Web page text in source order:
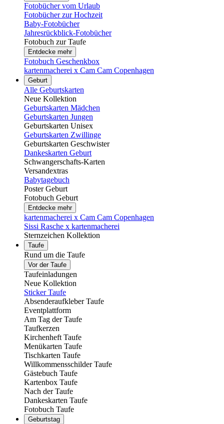
Fotobücher vom Urlaub
Fotobücher zur Hochzeit
Baby-Fotobücher
Jahresrückblick-Fotobücher
Fotobuch zur Taufe
Entdecke mehr
Fotobuch Geschenkbox
kartenmacherei x Cam Cam Copenhagen
Geburt
Alle Geburtskarten
Neue Kollektion
Geburtskarten Mädchen
Geburtskarten Jungen
Geburtskarten Unisex
Geburtskarten Zwillinge
Geburtskarten Geschwister
Dankeskarten Geburt
Schwangerschafts-Karten
Versandextras
Babytagebuch
Poster Geburt
Fotobuch Geburt
Entdecke mehr
kartenmacherei x Cam Cam Copenhagen
Sissi Rasche x kartenmacherei
Sternzeichen Kollektion
Taufe
Rund um die Taufe
Vor der Taufe
Taufeinladungen
Neue Kollektion
Sticker Taufe
Absenderaufkleber Taufe
Eventplattform
Am Tag der Taufe
Taufkerzen
Kirchenheft Taufe
Menükarten Taufe
Tischkarten Taufe
Willkommensschilder Taufe
Gästebuch Taufe
Kartenbox Taufe
Nach der Taufe
Dankeskarten Taufe
Fotobuch Taufe
Geburtstag